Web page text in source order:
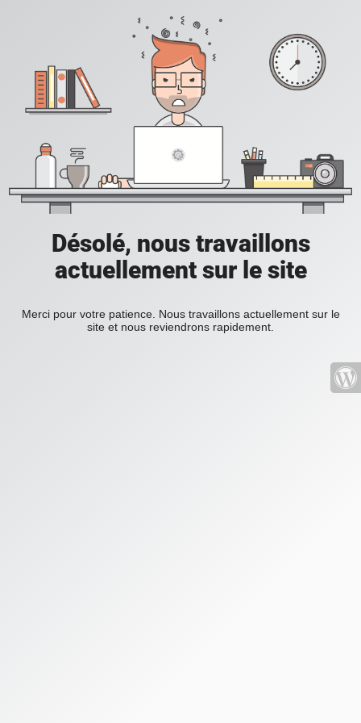
Désolé, nous travaillons
actuellement sur le site
Merci pour votre patience. Nous travaillons actuellement sur le
site et nous reviendrons rapidement.